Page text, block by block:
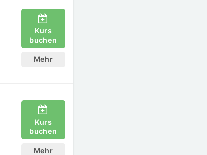
Kurs
buchen
Mehr
Kurs
buchen
Mehr